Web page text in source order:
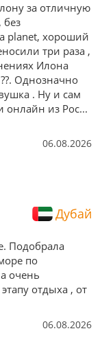
за отличную
без
planet, хороший
три раза ,
Илона
Однозначно
. Ну и сам
онлайн из Рос...
06.08.2026
Дубай
Подобрала
по
очень
отдыха , от
06.08.2026